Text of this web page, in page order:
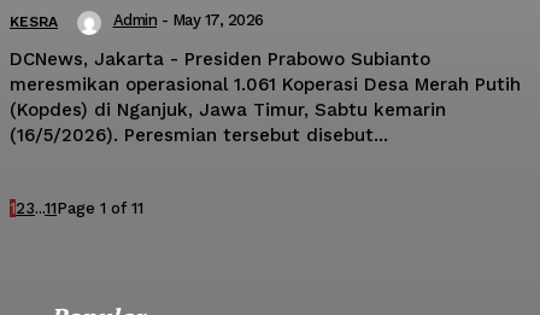
KESRA Admin - May 17, 2026
DCNews, Jakarta - Presiden Prabowo Subianto
meresmikan operasional 1.061 Koperasi Desa Merah Putih
(Kopdes) di Nganjuk, Jawa Timur, Sabtu kemarin
(16/5/2026). Peresmian tersebut disebut...
123...11Page 1 of 11